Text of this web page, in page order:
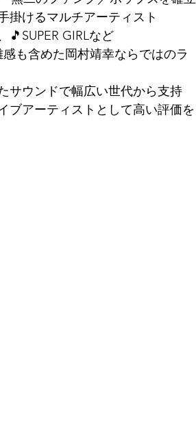
掛けるマルチアーティスト
GIRLなど
も含めた岡村靖幸ならではのラ
サウンドで幅広い世代から支持
ブアーティストとして高い評価を